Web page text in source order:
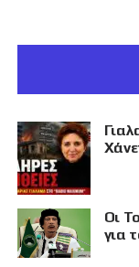
Οι
για